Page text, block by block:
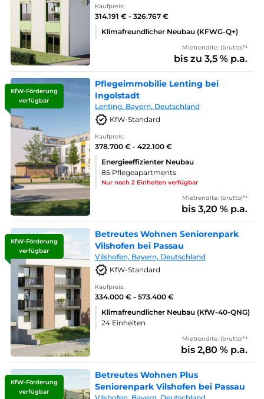
Kaufpreis:
314.191 € - 326.767 €
Klimafreundlicher Neubau (KFWG-Q+)
Mietrendite: (brutto)*¹
bis zu 3,5 % p.a.
KfW-Förderung
verfügbar
Pflegeimmobilie Lenting bei
Ingolstadt
Lenting, Bayern, Deutschland
KfW-Standard
Kaufpreis:
378.700 € - 422.100 €
Energieeffizienter Neubau
85 Pflegeapartments
Nur noch 2 Einheiten verfügbar
Mietrendite: (brutto)*¹
bis 3,20 % p.a.
KfW-Förderung
verfügbar
Betreutes Wohnen Seniorenpark
Vilshofen bei Passau
Vilshofen, Bayern, Deutschland
KfW-Standard
Kaufpreis:
334.000 € - 573.400 €
Klimafreundlicher Neubau (KfW-40-QNG)
24 Einheiten
Mietrendite: (brutto)*¹
bis 2,80 % p.a.
KfW-Förderung
verfügbar
Betreutes Wohnen Plus
Seniorenpark Vilshofen bei Passau